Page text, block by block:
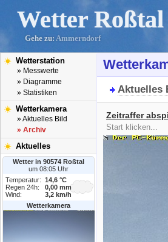
Wetter Roßtal
Gehe zu: Ammerndorf
Wetterstation
» Messwerte
» Diagramme
» Statistiken
Wetterkamera
» Aktuelles Bild
» Archiv
Aktuelles
Wetter in 90574 Roßtal
um 08:05 Uhr
Temperatur:
14,6 °C
Regen 24h:
0,00 mm
Wind:
3,2 km/h
Wetterkamera
Aktuelles
Zeitraffer
Start klicken...